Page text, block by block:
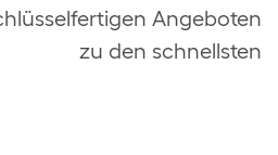
Angeboten
zu den schnellsten